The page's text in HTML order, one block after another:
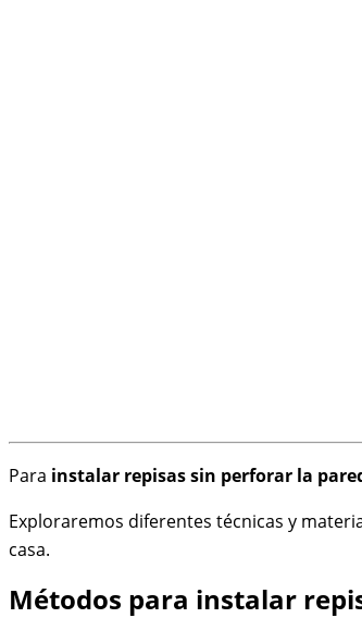
Para instalar repisas sin perforar la
Exploraremos diferentes técnicas y
casa.
Métodos para instalar